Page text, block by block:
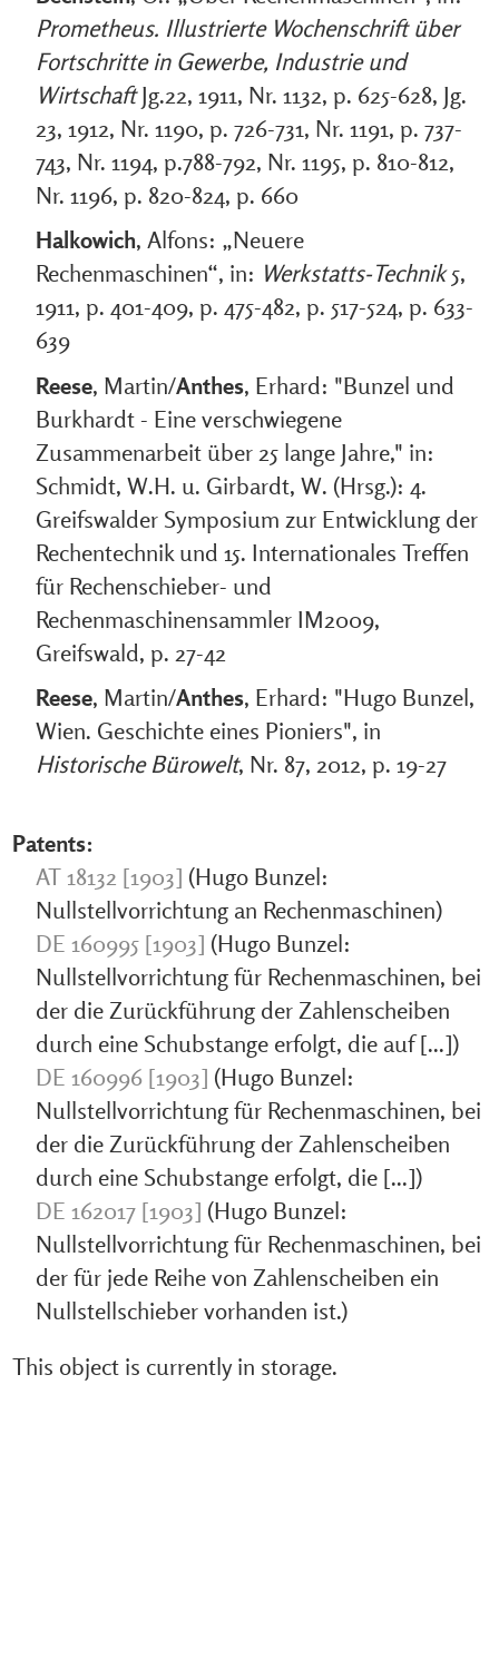
Prometheus. Illustrierte Wochenschrift über
Fortschritte in Gewerbe, Industrie und
WirtschaftJg.22, 1911, Nr. 1132, p. 625-628, Jg.
23, 1912, Nr. 1190, p. 726-731, Nr. 1191, p. 737-
743, Nr. 1194, p.788-792, Nr. 1195, p. 810-812,
Nr. 1196, p. 820-824, p. 660
Halkowich, Alfons: „Neuere
Rechenmaschinen“, in: Werkstatts-Technik5,
1911, p. 401-409, p. 475-482, p. 517-524, p. 633-
639
Reese, Martin/Anthes, Erhard: "Bunzel und
Burkhardt - Eine verschwiegene
Zusammenarbeit über 25 lange Jahre," in:
Schmidt, W.H. u. Girbardt, W. (Hrsg.): 4.
Greifswalder Symposium zur Entwicklung der
Rechentechnik und 15. Internationales Treffen
für Rechenschieber- und
Rechenmaschinensammler IM2009,
Greifswald, p. 27-42
Reese, Martin/Anthes, Erhard: "Hugo Bunzel,
Wien. Geschichte eines Pioniers", in
Historische Bürowelt, Nr. 87, 2012, p. 19-27
Patents:
AT 18132 [1903] (Hugo Bunzel:
Nullstellvorrichtung an Rechenmaschinen)
DE 160995 [1903] (Hugo Bunzel:
Nullstellvorrichtung für Rechenmaschinen, bei
der die Zurückführung der Zahlenscheiben
durch eine Schubstange erfolgt, die auf [...])
DE 160996 [1903] (Hugo Bunzel:
Nullstellvorrichtung für Rechenmaschinen, bei
der die Zurückführung der Zahlenscheiben
durch eine Schubstange erfolgt, die [...])
DE 162017 [1903] (Hugo Bunzel:
Nullstellvorrichtung für Rechenmaschinen, bei
der für jede Reihe von Zahlenscheiben ein
Nullstellschieber vorhanden ist.)
This object is currently in storage.